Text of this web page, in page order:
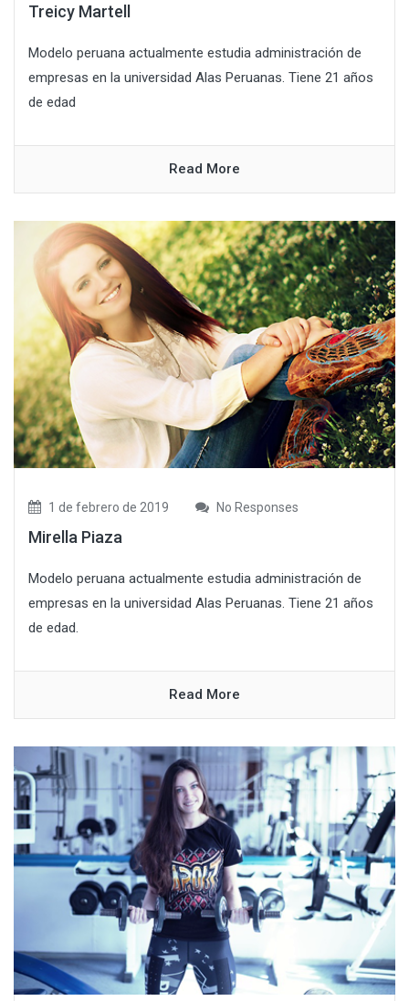
Treicy Martell
Modelo peruana actualmente estudia administración de
empresas en la universidad Alas Peruanas. Tiene 21 años
de edad
Read More
1 de febrero de 2019 No Responses
Mirella Piaza
Modelo peruana actualmente estudia administración de
empresas en la universidad Alas Peruanas. Tiene 21 años
de edad.
Read More